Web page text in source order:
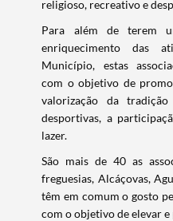
religioso, recreativo e
Para além de terem
enriquecimento das
Município, estas
com o objetivo de
valorização da
desportivas, a
lazer.
São mais de 40 as
freguesias, Alcáçovas,
têm em comum o gosto
com o objetivo de elevar